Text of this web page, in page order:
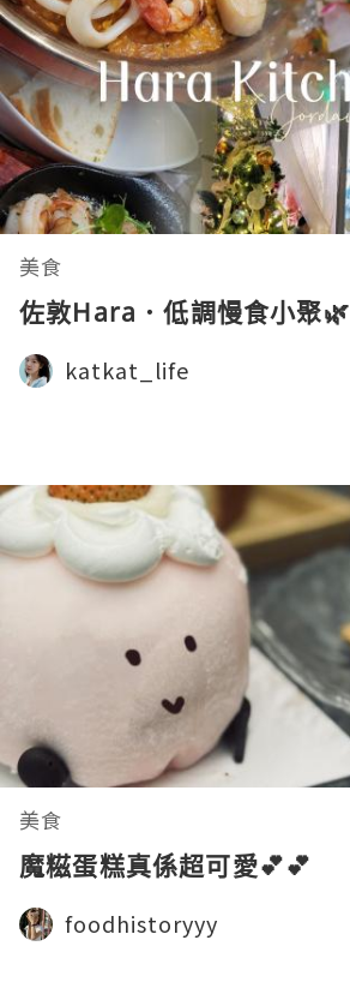
美食
佐敦Hara．低調慢食小聚🌿
katkat_life
美食
魔糍蛋糕真係超可愛💕💕
foodhistoryyy